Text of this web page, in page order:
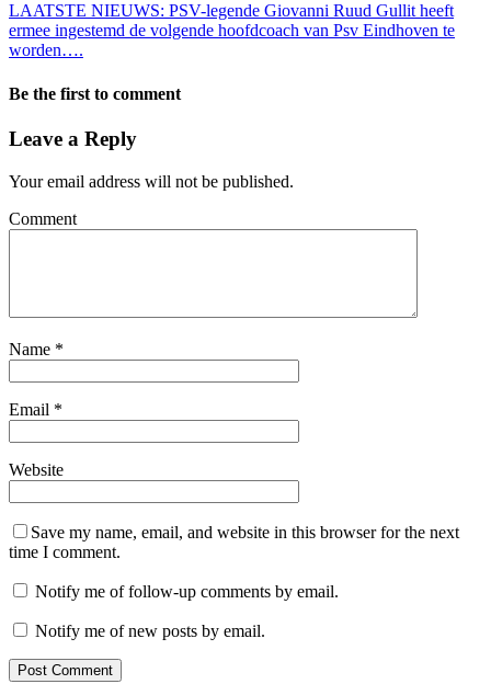
LAATSTE NIEUWS: PSV-legende Giovanni Ruud Gullit heeft
ermee ingestemd de volgende hoofdcoach van Psv Eindhoven te
worden….
Be the first to comment
Leave a Reply
Your email address will not be published.
Comment
Name *
Email *
Website
Save my name, email, and website in this browser for the next
time I comment.
Notify me of follow-up comments by email.
Notify me of new posts by email.